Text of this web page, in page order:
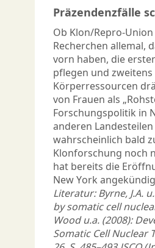
Präzendenzfälle
Ob Klon/Repro-
Recherchen allemal,
vorn haben, die
pflegen und
Körperressourcen
von Frauen als
Forschungspolitik in
anderen
wahrscheinlich bald
Klonforschung noch
hat bereits die
New York
Literatur: Byrne, J.A.
by somatic cell
Wood u.a. (2008):
Somatic Cell Nuclear